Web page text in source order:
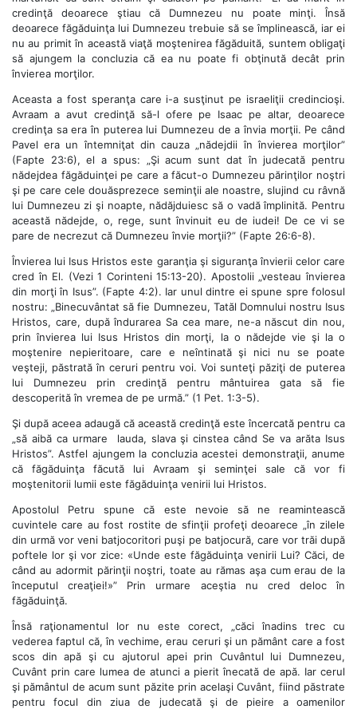
credinţă deoarece ştiau că Dumnezeu nu poate minţi. Însă
deoarece făgăduinţa lui Dumnezeu trebuie să se împlinească, iar ei
nu au primit în această viaţă moştenirea făgăduită, suntem obligaţi
să ajungem la concluzia că ea nu poate fi obţinută decât prin
învierea morţilor.
Aceasta a fost speranţa care i-a susţinut pe israeliţii credincioşi.
Avraam a avut credinţă să-l ofere pe Isaac pe altar, deoarece
credinţa sa era în puterea lui Dumnezeu de a învia morţii. Pe când
Pavel era un întemniţat din cauza „nădejdii în învierea morţilor”
(Fapte 23:6), el a spus: „Şi acum sunt dat în judecată pentru
nădejdea făgăduinţei pe care a făcut-o Dumnezeu părinţilor noştri
şi pe care cele douăsprezece seminţii ale noastre, slujind cu râvnă
lui Dumnezeu zi şi noapte, nădăjduiesc să o vadă împlinită. Pentru
această nădejde, o, rege, sunt învinuit eu de iudei! De ce vi se
pare de necrezut că Dumnezeu învie morţii?” (Fapte 26:6-8).
Învierea lui Isus Hristos este garanţia şi siguranţa învierii celor care
cred în El. (Vezi 1 Corinteni 15:13-20). Apostolii „vesteau învierea
din morţi în Isus”. (Fapte 4:2). Iar unul dintre ei spune spre folosul
nostru: „Binecuvântat să fie Dumnezeu, Tatăl Domnului nostru Isus
Hristos, care, după îndurarea Sa cea mare, ne-a născut din nou,
prin învierea lui Isus Hristos din morţi, la o nădejde vie şi la o
moştenire nepieritoare, care e neîntinată şi nici nu se poate
veşteji, păstrată în ceruri pentru voi. Voi sunteţi păziţi de puterea
lui Dumnezeu prin credinţă pentru mântuirea gata să fie
descoperită în vremea de pe urmă.” (1 Pet. 1:3-5).
Şi după aceea adaugă că această credinţă este încercată pentru ca
„să aibă ca urmare lauda, slava şi cinstea când Se va arăta Isus
Hristos”. Astfel ajungem la concluzia acestei demonstraţii, anume
că făgăduinţa făcută lui Avraam şi seminţei sale că vor fi
moştenitorii lumii este făgăduinţa venirii lui Hristos.
Apostolul Petru spune că este nevoie să ne reamintească
cuvintele care au fost rostite de sfinţii profeţi deoarece „în zilele
din urmă vor veni batjocoritori puşi pe batjocură, care vor trăi după
poftele lor şi vor zice: «Unde este făgăduinţa venirii Lui? Căci, de
când au adormit părinţii noştri, toate au rămas aşa cum erau de la
începutul creaţiei!»” Prin urmare aceştia nu cred deloc în
făgăduinţă.
Însă raţionamentul lor nu este corect, „căci înadins trec cu
vederea faptul că, în vechime, erau ceruri şi un pământ care a fost
scos din apă şi cu ajutorul apei prin Cuvântul lui Dumnezeu,
Cuvânt prin care lumea de atunci a pierit înecată de apă. Iar cerul
şi pământul de acum sunt păzite prin acelaşi Cuvânt, fiind păstrate
pentru focul din ziua de judecată şi de pieire a oamenilor